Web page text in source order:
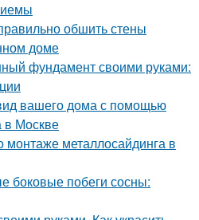
обшить стены
доме
фундамент своими руками:
вашего дома с помощью
в Москве
монтаже металлосайдинга в
боковые побеги сосны: